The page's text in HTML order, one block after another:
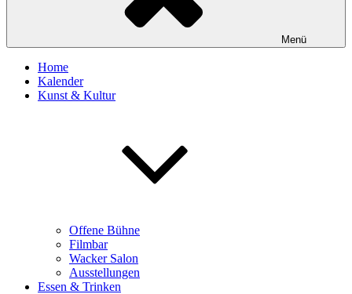
Menü
Home
Kalender
Kunst & Kultur
Offene Bühne
Filmbar
Wacker Salon
Ausstellungen
Essen & Trinken